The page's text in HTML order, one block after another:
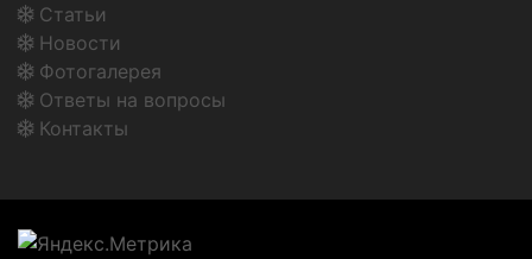
Статьи
Новости
Фотогалерея
Ответы на вопросы
Контакты